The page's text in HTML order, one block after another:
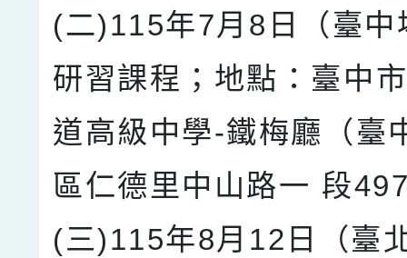
(二)115年7月8日（臺中
研習課程；地點：臺中
道高級中學-鐵梅廳（臺
區仁德里中山路一 段
(三)115年8月12日（臺